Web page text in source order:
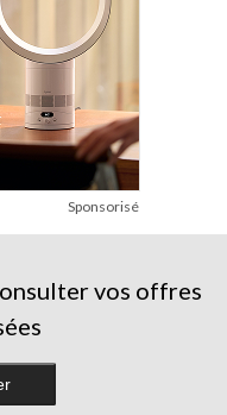
Sponsorisé
vos offres